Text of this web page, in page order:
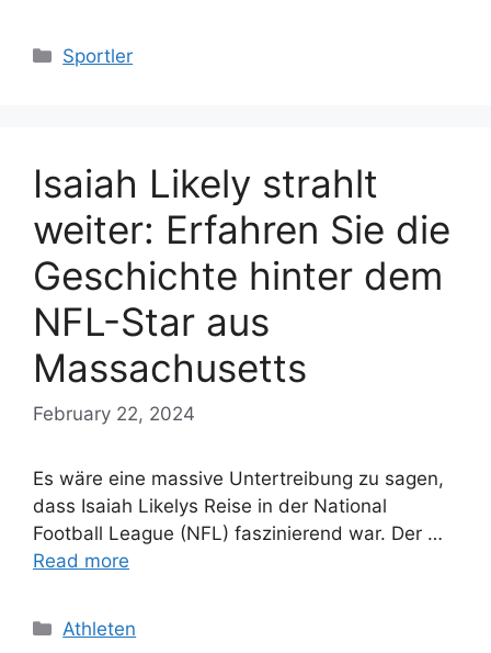
Categories
Sportler
Isaiah Likely strahlt
weiter: Erfahren Sie die
Geschichte hinter dem
NFL-Star aus
Massachusetts
February 22, 2024
Es wäre eine massive Untertreibung zu sagen,
dass Isaiah Likelys Reise in der National
Football League (NFL) faszinierend war. Der …
Read more
Categories
Athleten